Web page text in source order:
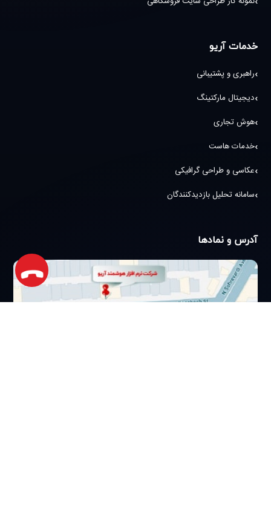
خدمات آریو
راهبری و پشتیبانی
دیجیتال مارکتینگ
هوش تجاری
خدمات هاست
عکاسی و طراحی گرافیکی
سامانه تحلیل بازدیدکنندگان
آدرس و نمادها